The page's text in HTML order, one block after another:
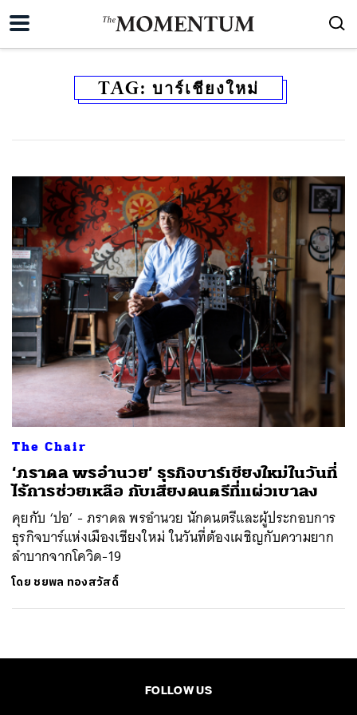
TAG: บาร์เชียงใหม่
The Chair
‘ภราดล พรอำนวย’ ธุรกิจบาร์เชียงใหม่ในวันที่
ไร้การช่วยเหลือ กับเสียงดนตรีที่แผ่วเบาลง
คุยกับ ‘ปอ’ - ภราดล พรอำนวย นักดนตรีและผู้ประกอบการ
ธุรกิจบาร์แห่งเมืองเชียงใหม่ ในวันที่ต้องเผชิญกับความยาก
ลำบากจากโควิด-19
โดย ชยพล ทองสวัสดิ์
FOLLOW US
SHARE TWEET LINE EMAIL